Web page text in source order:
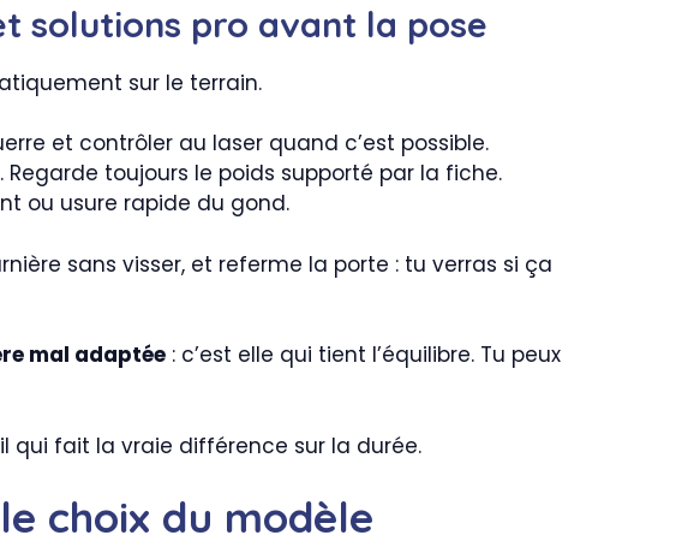
solutions pro avant la pose
sur le terrain.
et contrôler au laser quand c’est possible.
toujours le poids supporté par la fiche.
ou usure rapide du gond.
sans visser, et referme la porte : tu verras si ça
mal adaptée : c’est elle qui tient l’équilibre. Tu peux
qui fait la vraie différence sur la durée.
choix du modèle